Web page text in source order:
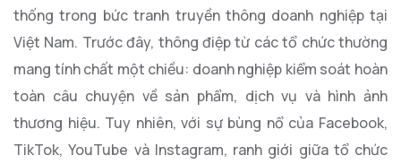
thống trong bức tranh truyền thông doanh nghiệp tại
Việt Nam. Trước đây, thông điệp từ các tổ chức thường
mang tính chất một chiều: doanh nghiệp kiểm soát hoàn
toàn câu chuyện về sản phẩm, dịch vụ và hình ảnh
thương hiệu. Tuy nhiên, với sự bùng nổ của Facebook,
TikTok, YouTube và Instagram, ranh giới giữa tổ chức